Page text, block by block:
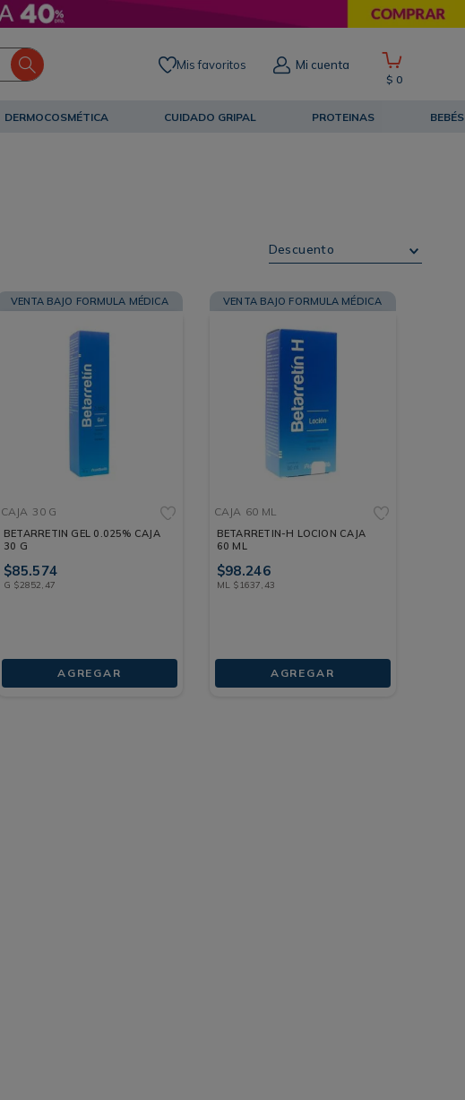
Mis favoritos Mi cuenta
$ 0
DERMOCOSMÉTICA CUIDADO GRIPAL PROTEINAS BEBÉS
Descuento
VENTA BAJO FORMULA MÉDICA
CAJA 30 G
BETARRETIN GEL 0.025% CAJA
30 G
$85.574
G $2852,47
AGREGAR
VENTA BAJO FORMULA MÉDICA
CAJA 60 ML
BETARRETIN-H LOCION CAJA
60 ML
$98.246
ML $1637,43
AGREGAR